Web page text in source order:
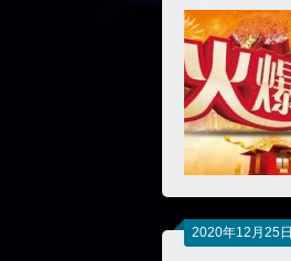
2020年12月25日